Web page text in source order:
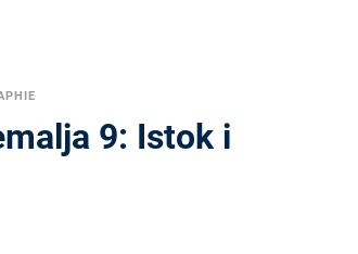
9: Istok i